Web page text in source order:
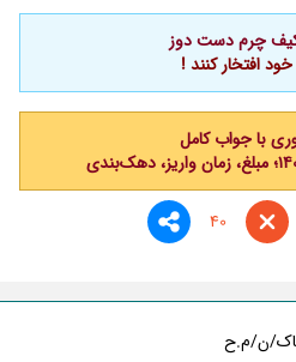
چرم دست دوز
افتخار کنند !
با جواب کامل
40
ن/م.ح